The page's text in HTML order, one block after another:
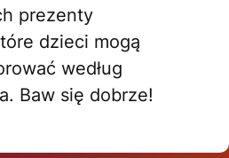
prezenty
dzieci mogą
według
Baw się dobrze!